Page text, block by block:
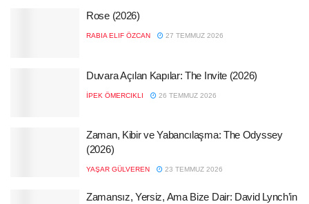
Rose (2026)
RABIA ELIF ÖZCAN 27 TEMMUZ 2026
Duvara Açılan Kapılar: The Invite (2026)
İPEK ÖMERCIKLI 26 TEMMUZ 2026
Zaman, Kibir ve Yabancılaşma: The Odyssey
(2026)
YAŞAR GÜLVEREN 23 TEMMUZ 2026
Zamansız, Yersiz, Ama Bize Dair: David Lynch’in